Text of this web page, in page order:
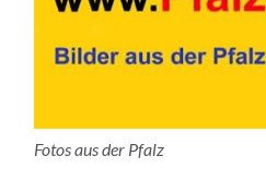
Fotos aus der Pfalz